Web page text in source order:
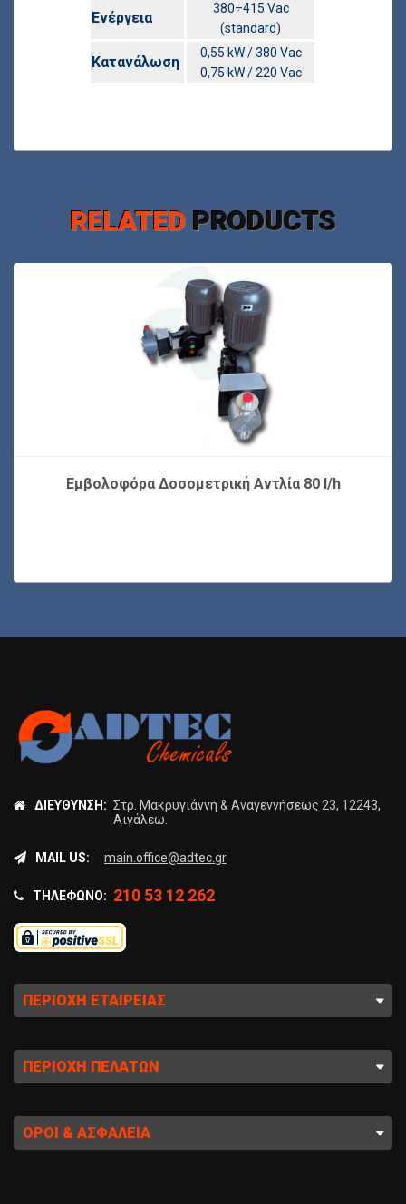
Ενέργεια
380÷415 Vac
(standard)
Κατανάλωση
0,55 kW / 380 Vac
0,75 kW / 220 Vac
RELATED PRODUCTS
Εμβολοφόρα Δοσομετρική Αντλία 80 l/h
ΔΙΕΎΘΥΝΣΗ: Στρ. Μακρυγιάννη & Αναγεννήσεως 23, 12243,
Αιγάλεω.
MAIL US: main.office@adtec.gr
ΤΗΛΈΦΩΝΟ: 210 53 12 262
ΠΕΡΙΟΧΉ ΕΤΑΙΡΕΊΑΣ
ΠΕΡΙΟΧΉ ΠΕΛΑΤΏΝ
ΌΡΟΙ & ΑΣΦΆΛΕΙΑ